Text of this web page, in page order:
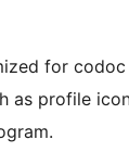
for
as profile